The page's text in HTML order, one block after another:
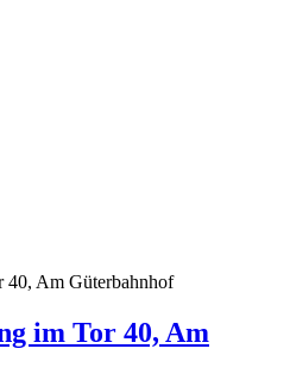
im Tor 40, Am